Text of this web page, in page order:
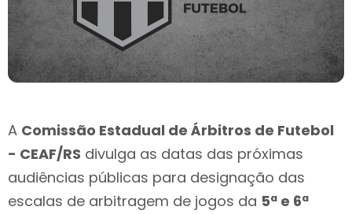
A Comissão Estadual de Árbitros de Futebol
- CEAF/RS divulga as datas das próximas
audiências públicas para designação das
escalas de arbitragem de jogos da 5ª e 6ª